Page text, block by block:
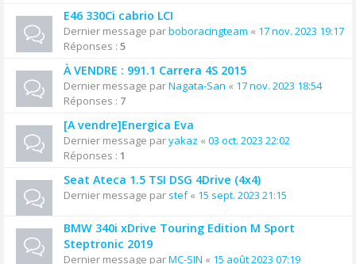
E46 330Ci cabrio LCI
Dernier message parboboracingteam « 17 nov. 2023 19:17
Réponses : 5
À VENDRE : 991.1 Carrera 4S 2015
Dernier message parNagata-San « 17 nov. 2023 18:54
Réponses : 7
[A vendre]Energica Eva
Dernier message paryakaz « 03 oct. 2023 22:02
Réponses : 1
Seat Ateca 1.5 TSI DSG 4Drive (4x4)
Dernier message par stef« 15 sept. 2023 21:15
BMW 340i xDrive Touring Edition M Sport
Steptronic 2019
Dernier message parMC-SIN « 15 août 2023 07:19